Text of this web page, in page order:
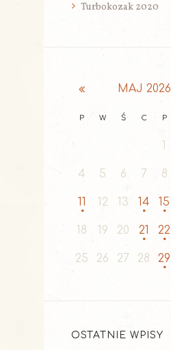
Turbokozak 2020
MAJ 2026
P W Ś C P
1
4 5 6 7 8
11 12 13 14 15
18 19 20 21 22
25 26 27 28 29
OSTATNIE WPISY